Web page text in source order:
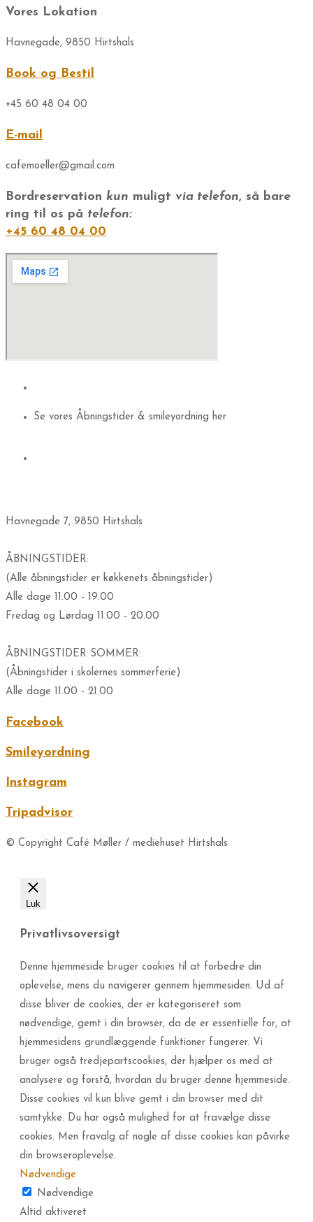
Vores Lokation
Havnegade, 9850 Hirtshals
Book og Bestil
+45 60 48 04 00​
E-mail
cafemoeller@gmail.com
Bordreservation kun muligt via telefon, så bare
ring til os på telefon:
+45 60 48 04 00
Se vores Åbningstider & smileyordning her
​Havnegade 7, 9850 Hirtshals
ÅBNINGSTIDER:
(Alle åbningstider er køkkenets åbningstider)
Alle dage 11.00 - 19.00
Fredag og Lørdag 11.00 - 20.00
ÅBNINGSTIDER SOMMER:
(Åbningstider i skolernes sommerferie)
Alle dage 11.00 - 21.00
Facebook
Smileyordning
Instagram
Tripadvisor
© Copyright Café Møller / mediehuset Hirtshals
Luk
Privatlivsoversigt
Denne hjemmeside bruger cookies til at forbedre din
oplevelse, mens du navigerer gennem hjemmesiden. Ud af
disse bliver de cookies, der er kategoriseret som
nødvendige, gemt i din browser, da de er essentielle for, at
hjemmesidens grundlæggende funktioner fungerer. Vi
bruger også tredjepartscookies, der hjælper os med at
analysere og forstå, hvordan du bruger denne hjemmeside.
Disse cookies vil kun blive gemt i din browser med dit
samtykke. Du har også mulighed for at fravælge disse
cookies. Men fravalg af nogle af disse cookies kan påvirke
din browseroplevelse.
Nødvendige
Nødvendige
Altid aktiveret